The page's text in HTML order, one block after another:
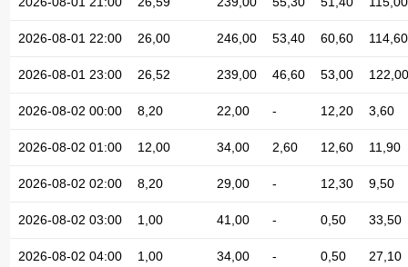
2026-08-01 22:00 26,00 246,00 53,40 60,60 114,60
2026-08-01 23:00 26,52 239,00 46,60 53,00 122,00
2026-08-02 00:00 8,20 22,00 - 12,20 3,60
2026-08-02 01:00 12,00 34,00 2,60 12,60 11,90
2026-08-02 02:00 8,20 29,00 - 12,30 9,50
2026-08-02 03:00 1,00 41,00 - 0,50 33,50
2026-08-02 04:00 1,00 34,00 - 0,50 27,10